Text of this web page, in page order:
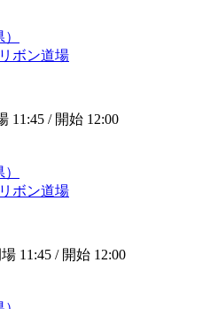
ボン道場
11:45 / 開始 12:00
ボン道場
11:45 / 開始 12:00